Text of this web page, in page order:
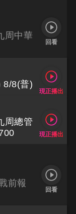
周中華
回看
8/8(普)
現正播出
周總管
現正播出
前報
回看